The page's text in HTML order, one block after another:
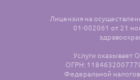
Лицензия на
01-002061 от 21
Услуги оказывает
ОГРН:
Федеральной